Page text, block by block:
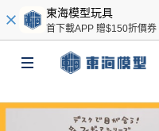
東海模型玩具
首下載APP 贈$150折價券